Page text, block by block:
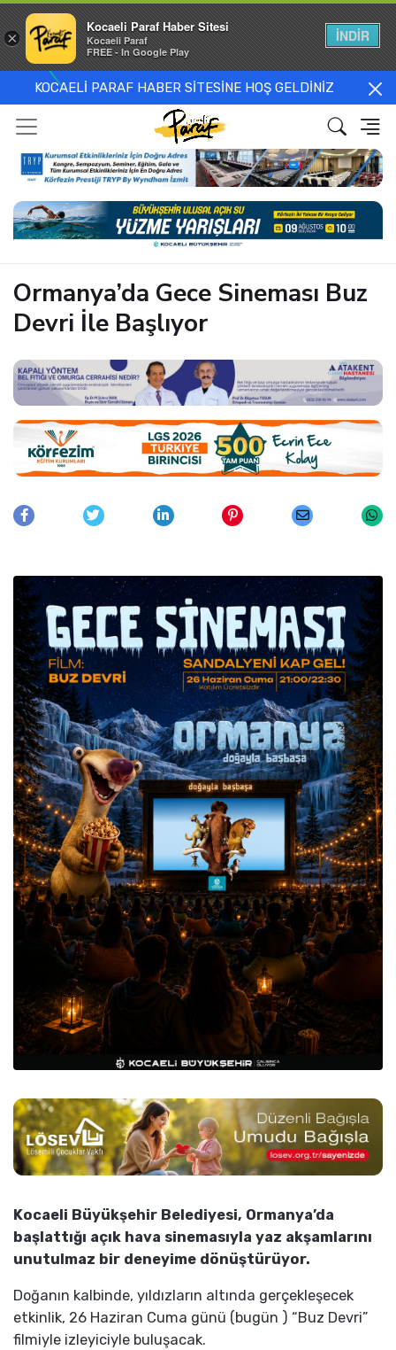
KOCAELİ PARAF HABER SİTESİNE HOŞ GELDİNİZ
Ormanya’da Gece Sineması Buz
Devri İle Başlıyor
Kocaeli Büyükşehir Belediyesi, Ormanya’da
başlattığı açık hava sinemasıyla yaz akşamlarını
unutulmaz bir deneyime dönüştürüyor.
Doğanın kalbinde, yıldızların altında gerçekleşecek
etkinlik, 26 Haziran Cuma günü (bugün ) “Buz Devri”
filmiyle izleyiciyle buluşacak.
×
Kocaeli Paraf Haber Sitesi
Kocaeli Paraf
FREE - In Google Play
İNDİR